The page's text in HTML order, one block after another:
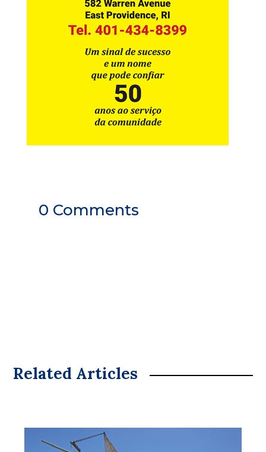
0 Comments
Related Articles